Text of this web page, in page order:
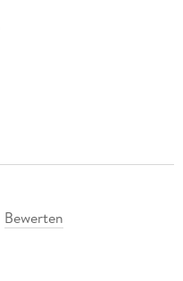
Bewerten